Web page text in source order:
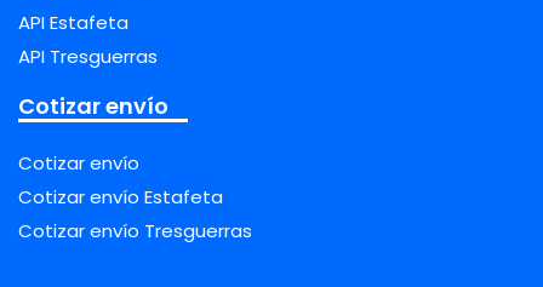
API Estafeta
API Tresguerras
Cotizar envío
Cotizar envío
Cotizar envío Estafeta
Cotizar envío Tresguerras